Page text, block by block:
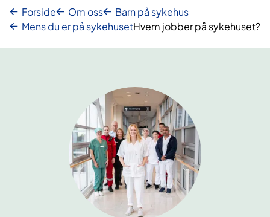
Forside Om oss
Barn på sykehus
Mens du er på sykehusetHvem jobber på sykehuset?